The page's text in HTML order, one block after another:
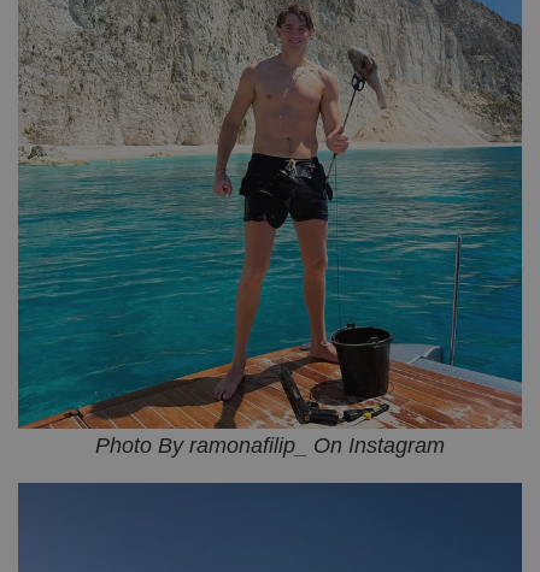
Photo By ramonafilip_ On Instagram